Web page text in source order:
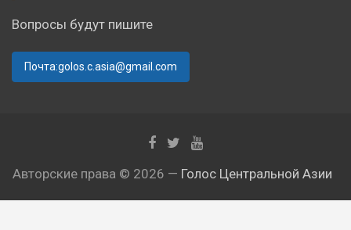
Вопросы будут пишите
Почта:golos.c.asia@gmail.com
Авторские права © 2026 — Голос Центральной Азии